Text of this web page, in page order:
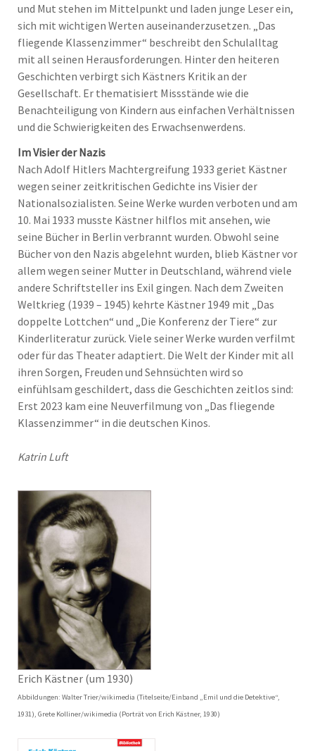
und Mut stehen im Mittelpunkt und laden junge Leser ein,
sich mit wichtigen Werten auseinanderzusetzen. „Das
fliegende Klassenzimmer“ beschreibt den Schulalltag
mit all seinen Herausforderungen. Hinter den heiteren
Geschichten verbirgt sich Kästners Kritik an der
Gesellschaft. Er thematisiert Missstände wie die
Benachteiligung von Kindern aus einfachen Verhältnissen
und die Schwierigkeiten des Erwachsenwerdens.
Im Visier der Nazis
Nach Adolf Hitlers Machtergreifung 1933 geriet Kästner
wegen seiner zeitkritischen Gedichte ins Visier der
Nationalsozialisten. Seine Werke wurden verboten und am
10. Mai 1933 musste Kästner hilflos mit ansehen, wie
seine Bücher in Berlin verbrannt wurden. Obwohl seine
Bücher von den Nazis abgelehnt wurden, blieb Kästner vor
allem wegen seiner Mutter in Deutschland, während viele
andere Schriftsteller ins Exil gingen. Nach dem Zweiten
Weltkrieg (1939 – 1945) kehrte Kästner 1949 mit „Das
doppelte Lottchen“ und „Die Konferenz der Tiere“ zur
Kinderliteratur zurück. Viele seiner Werke wurden verfilmt
oder für das Theater adaptiert. Die Welt der Kinder mit all
ihren Sorgen, Freuden und Sehnsüchten wird so
einfühlsam geschildert, dass die Geschichten zeitlos sind:
Erst 2023 kam eine Neuverfilmung von „Das fliegende
Klassenzimmer“ in die deutschen Kinos.
Katrin Luft
Erich Kästner (um 1930)
Abbildungen: Walter Trier/wikimedia (Titelseite/Einband „Emil und die Detektive“,
1931), Grete Kolliner/wikimedia (Porträt von Erich Kästner, 1930)